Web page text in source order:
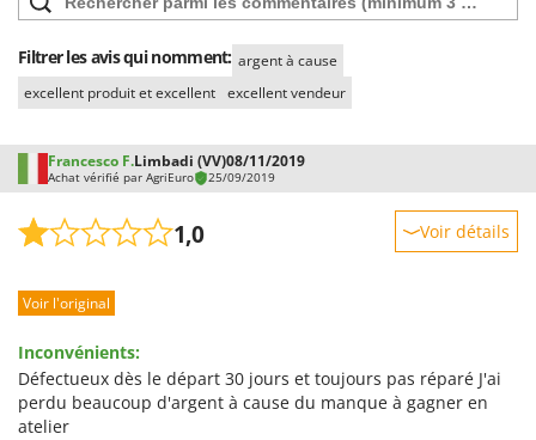
Filtrer les avis qui nomment: argent à cause
excellent produit et excellent excellent vendeur
Francesco F.Limbadi (VV)08/11/2019
Achat vérifié par AgriEuro 25/09/2019
1,0 Voir détails
Prestations
Qualité / Prix
Facilité de montage
Voir l'original
Inconvénients:
Défectueux dès le départ 30 jours et toujours pas réparé J'ai
perdu beaucoup d'argent à cause du manque à gagner en
atelier